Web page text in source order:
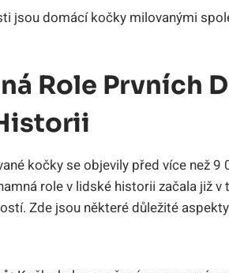
jsou domácí kočky milovanými
Role Prvních
kočky se objevily před více než
role v lidské historii začala již
Zde jsou některé důležité